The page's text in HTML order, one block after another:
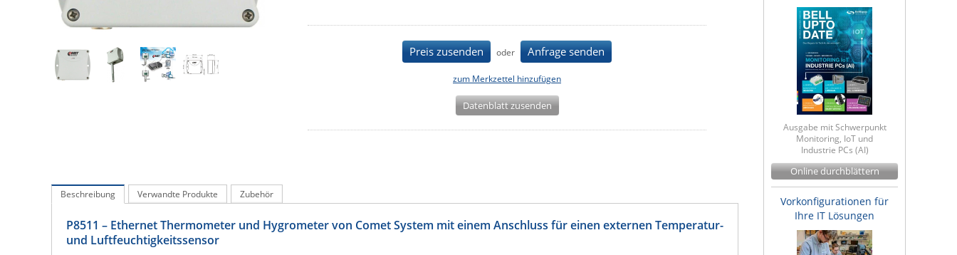
Preis zusenden oder Anfrage senden
zum Merkzettel hinzufügen
Datenblatt zusenden
Beschreibung Verwandte Produkte Zubehör
P8511 – Ethernet Thermometer und Hygrometer von Comet System mit einem Anschluss für einen externen Temperatur-
und Luftfeuchtigkeitssensor
Ausgabe mit Schwerpunkt
Monitoring, IoT und
Industrie PCs (AI)
Online durchblättern
Vorkonfigurationen für
Ihre IT Lösungen